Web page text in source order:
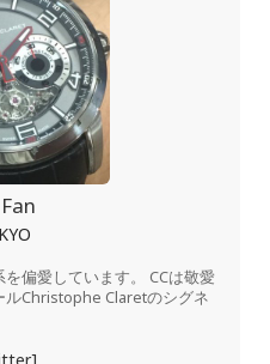
偏愛しています。 CCは敬愛
Christophe Claretのシグネ